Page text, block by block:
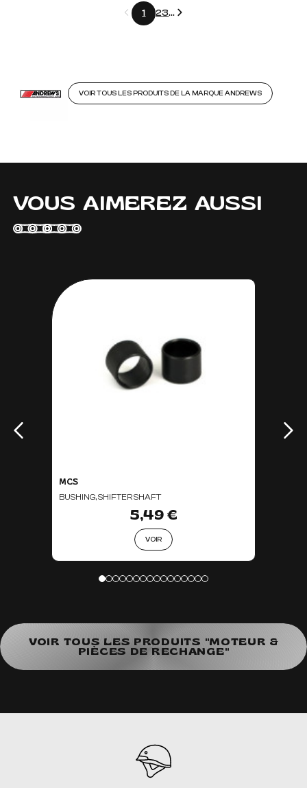
Précédent
1 23... Suivant
VOIR TOUS LES PRODUITS DE LA MARQUE ANDREWS
VOUS AIMEREZ AUSSI
MCS
BUSHING, SHIFTER SHAFT
5,49 €
VOIR
VOIR TOUS LES PRODUITS "MOTEUR &
PIÈCES DE RECHANGE"